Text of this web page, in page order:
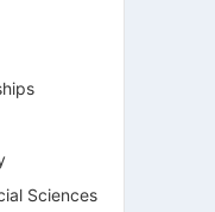
Sciences